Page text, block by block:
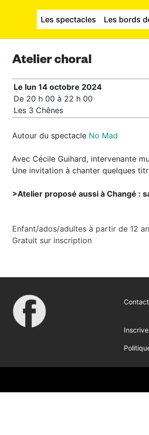
Les spectacles Les bords
Atelier choral
Le lun 14 octobre 2024
De 20 h 00 à 22 h 00
Les 3 Chênes
Autour du spectacle No Mad
Avec Cécile Guihard, intervenante
Une invitation à chanter quelques
>Atelier proposé aussi à Changé :
Enfant/ados/adultes à partir de 12
Gratuit sur inscription
Contact